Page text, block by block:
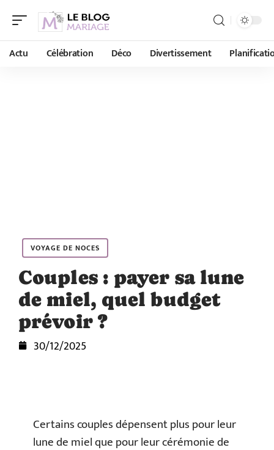
Actu Célébration Déco Divertissement
VOYAGE DE NOCES
Couples : payer sa lune
de miel, quel budget
prévoir ?
30/12/2025
Certains couples dépensent plus pour leur
lune de miel que pour leur cérémonie de